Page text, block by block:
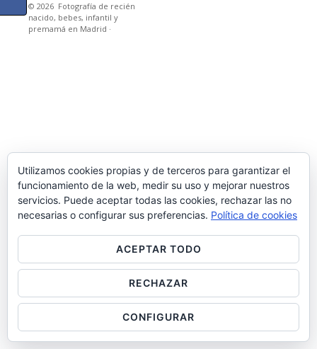
© 2026 Fotografía de recién
nacido, bebes, infantil y
premamá en Madrid ·
Utilizamos cookies propias y de terceros para garantizar el
funcionamiento de la web, medir su uso y mejorar nuestros
servicios. Puede aceptar todas las cookies, rechazar las no
necesarias o configurar sus preferencias. Política de cookies
ACEPTAR TODO
RECHAZAR
CONFIGURAR